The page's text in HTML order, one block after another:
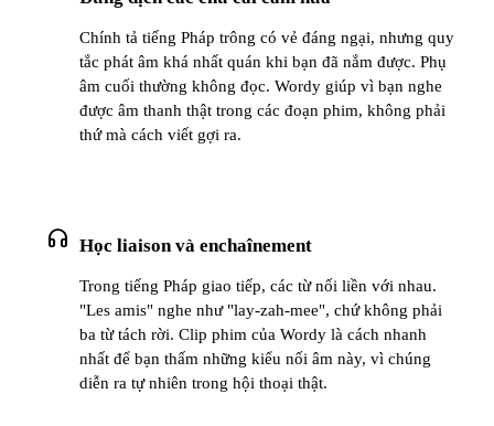
Chính tả tiếng Pháp trông có vẻ đáng ngại, nhưng quy
tắc phát âm khá nhất quán khi bạn đã nắm được. Phụ
âm cuối thường không đọc. Wordy giúp vì bạn nghe
được âm thanh thật trong các đoạn phim, không phải
thứ mà cách viết gợi ra.
headphones Học liaison và enchaînement
Trong tiếng Pháp giao tiếp, các từ nối liền với nhau.
"Les amis" nghe như "lay-zah-mee", chứ không phải
ba từ tách rời. Clip phim của Wordy là cách nhanh
nhất để bạn thấm những kiểu nối âm này, vì chúng
diễn ra tự nhiên trong hội thoại thật.